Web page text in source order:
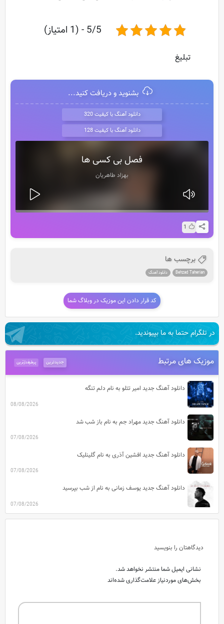
5/5 - (1 امتیاز)
تبلیغ
بشنوید و دریافت کنید...
دانلود آهنگ با کیفیت 320
دانلود آهنگ با کیفیت 128
فصل بی کسی ها
بهزاد طاهریان
1
برچسب ها
Behzad Taherian دانلود آهنگ
کد قرار دادن این موزیک در وبلاگ شما
در تلگرام حتما به ما بپیوندید.
موزیک های مرتبط پرطرفدارترین جدیدترین
دانلود آهنگ جدید امیر تتلو به نام دلم تنگه
08/08/2026
دانلود آهنگ جدید مهراد جم به نام باز شب شد
07/08/2026
دانلود آهنگ جدید افشین آذری به نام گلینلیک
07/08/2026
دانلود آهنگ جدید یوسف زمانی به نام از شب بپرسید
07/08/2026
دیدگاهتان را بنویسید
نشانی ایمیل شما منتشر نخواهد شد.
بخش‌های موردنیاز علامت‌گذاری شده‌اند